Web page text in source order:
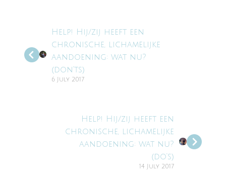
Help! Hij/zij heeft een
chronische, lichamelijke
aandoening: wat nu?
(don’ts)
6 July 2017
Help! Hij/zij heeft een
chronische, lichamelijke
aandoening: wat nu?
(do’s)
14 July 2017